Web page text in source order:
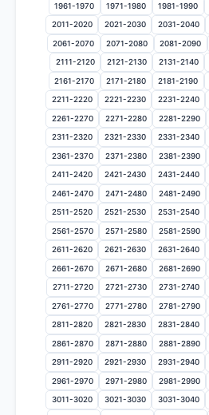
1961-1970 1971-1980 1981-1990
2011-2020 2021-2030 2031-2040
2061-2070 2071-2080 2081-2090
2111-2120 2121-2130 2131-2140
2161-2170 2171-2180 2181-2190
2211-2220 2221-2230 2231-2240
2261-2270 2271-2280 2281-2290
2311-2320 2321-2330 2331-2340
2361-2370 2371-2380 2381-2390
2411-2420 2421-2430 2431-2440
2461-2470 2471-2480 2481-2490
2511-2520 2521-2530 2531-2540
2561-2570 2571-2580 2581-2590
2611-2620 2621-2630 2631-2640
2661-2670 2671-2680 2681-2690
2711-2720 2721-2730 2731-2740
2761-2770 2771-2780 2781-2790
2811-2820 2821-2830 2831-2840
2861-2870 2871-2880 2881-2890
2911-2920 2921-2930 2931-2940
2961-2970 2971-2980 2981-2990
3011-3020 3021-3030 3031-3040